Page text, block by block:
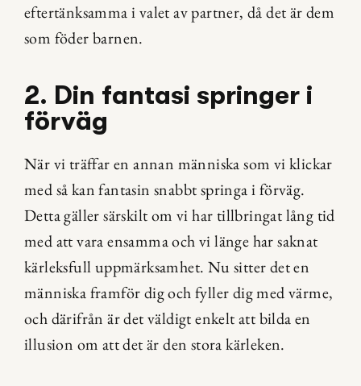
eftertänksamma i valet av partner, då det är dem
som föder barnen.
2. Din fantasi springer i
förväg
När vi träffar en annan människa som vi klickar
med så kan fantasin snabbt springa i förväg.
Detta gäller särskilt om vi har tillbringat lång tid
med att vara ensamma och vi länge har saknat
kärleksfull uppmärksamhet. Nu sitter det en
människa framför dig och fyller dig med värme,
och därifrån är det väldigt enkelt att bilda en
illusion om att det är den stora kärleken.